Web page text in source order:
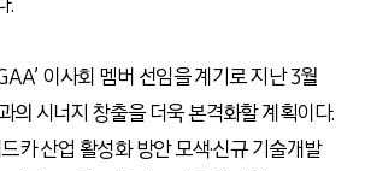
이사회 멤버 선임을 계기로 지난 3월
의 시너지 창출을 더욱 본격화할 계획이다.
카 산업 활성화 방안 모색·신규 기술개발